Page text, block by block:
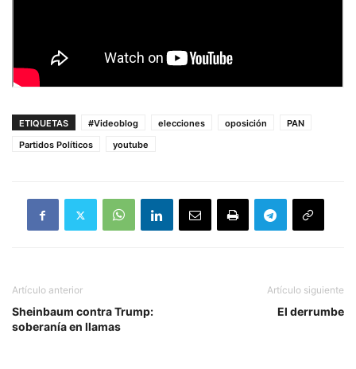
ETIQUETAS #Videoblog elecciones oposición
PAN
Partidos Políticos
youtube
Artículo anterior
Sheinbaum contra Trump:
soberanía en llamas
Artículo siguiente
El derrumbe